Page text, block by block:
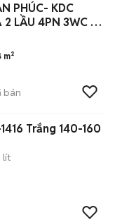
PHÚC- KDC
LẦU 4PN 3WC Ở
m²
bán
Trắng 140-160
lít